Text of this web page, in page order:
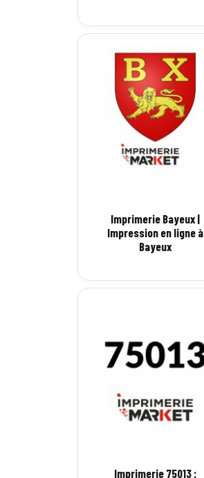
Imprimerie Bayeux |
Impression en ligne à
Bayeux
Imprimerie 75013 :